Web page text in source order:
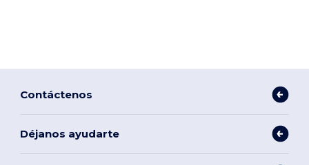
Contáctenos
Déjanos ayudarte